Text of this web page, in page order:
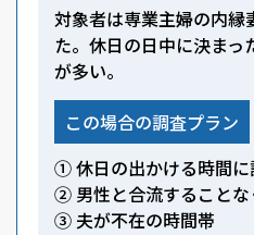
対象者は専業主婦の内縁
た。休日の日中に決まっ
が多い。
この場合の調査プラン
① 休日の出かける時間に
② 男性と合流すること
③ 夫が不在の時間帯